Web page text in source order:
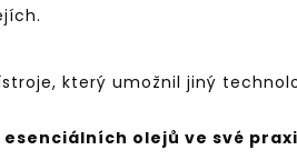
který umožnil jiný
olejů ve své